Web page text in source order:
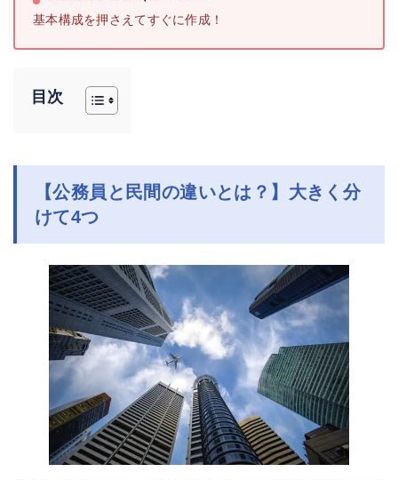
基本構成を押さえてすぐに作成！
目次
【公務員と民間の違いとは？】大きく分
けて4つ